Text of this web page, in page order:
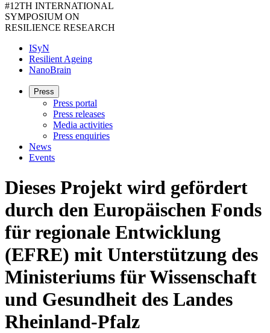
#12TH INTERNATIONAL
SYMPOSIUM ON
RESILIENCE RESEARCH
ISyN
Resilient Ageing
NanoBrain
Press
Press portal
Press releases
Media activities
Press enquiries
News
Events
Dieses Projekt wird gefördert
durch den Europäischen Fonds
für regionale Entwicklung
(EFRE) mit Unterstützung des
Ministeriums für Wissenschaft
und Gesundheit des Landes
Rheinland-Pfalz